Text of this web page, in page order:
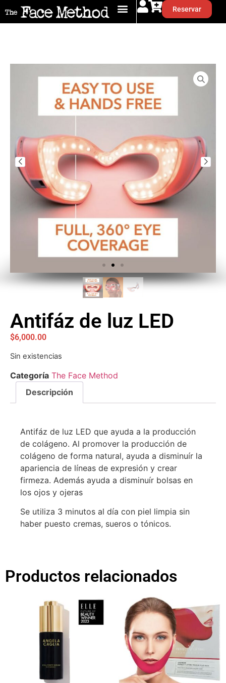
Reservar
Antifáz de luz LED
$6,000.00
Sin existencias
Categoría The Face Method
Descripción
Antifáz de luz LED que ayuda a la producción
de colágeno. Al promover la producción de
colágeno de forma natural, ayuda a disminuír la
apariencia de líneas de expresión y crear
firmeza. Además ayuda a disminuír bolsas en
los ojos y ojeras
Se utiliza 3 minutos al día con piel limpia sin
haber puesto cremas, sueros o tónicos.
Productos relacionados